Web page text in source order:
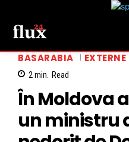
BASARABIA EXTERNE
2 min. Read
În Moldova
un ministru